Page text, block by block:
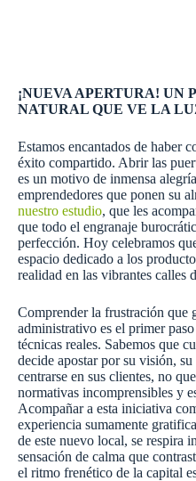
¡NUEVA APERTURA! UN
NATURAL QUE VE LA
Estamos encantados de haber
éxito compartido. Abrir las
es un motivo de inmensa
emprendedores que ponen su
nuestro estudio, que les
que todo el engranaje
perfección. Hoy celebramos
espacio dedicado a los
realidad en las vibrantes calles
Comprender la frustración que
administrativo es el primer
técnicas reales. Sabemos que
decide apostar por su visión,
centrarse en sus clientes, no
normativas incomprensibles y
Acompañar a esta iniciativa
experiencia sumamente
de este nuevo local, se respira
sensación de calma que
el ritmo frenético de la capital